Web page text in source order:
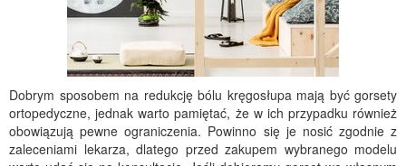
Dobrym sposobem na redukcję bólu kręgosłupa mają być gorsety
ortopedyczne, jednak warto pamiętać, że w ich przypadku również
obowiązują pewne ograniczenia. Powinno się je nosić zgodnie z
zaleceniami lekarza, dlatego przed zakupem wybranego modelu